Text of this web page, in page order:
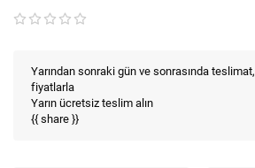
Yarından sonraki gün ve sonrasında teslimat,
fiyatlarla
Yarın ücretsiz teslim alın
{{ share }}